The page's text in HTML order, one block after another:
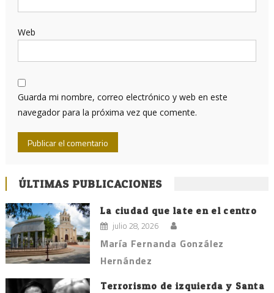
Web
Guarda mi nombre, correo electrónico y web en este
navegador para la próxima vez que comente.
ÚLTIMAS PUBLICACIONES
La ciudad que late en el centro
julio 28, 2026
María Fernanda González
Hernández
Terrorismo de izquierda y Santa